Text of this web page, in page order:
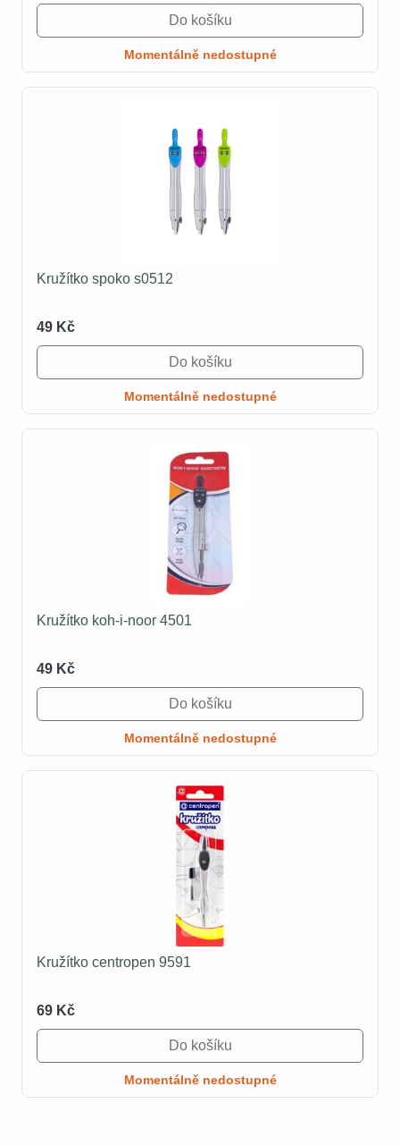
Do košíku
Momentálně nedostupné
Kružítko spoko s0512
49 Kč
Do košíku
Momentálně nedostupné
Kružítko koh-i-noor 4501
49 Kč
Do košíku
Momentálně nedostupné
Kružítko centropen 9591
69 Kč
Do košíku
Momentálně nedostupné